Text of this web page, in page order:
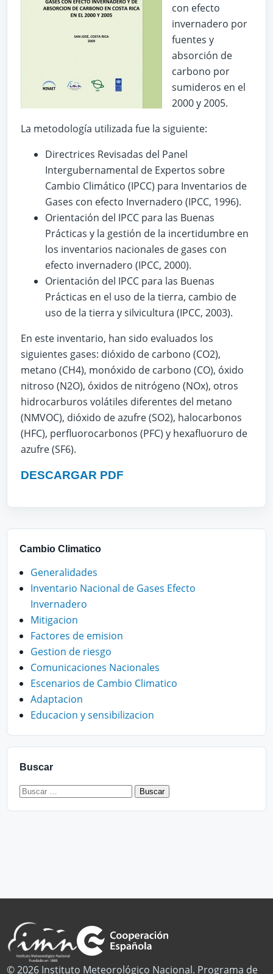
con efecto
invernadero por
fuentes y
absorción de
carbono por
sumideros en el
2000 y 2005.
La metodología utilizada fue la siguiente:
Directrices Revisadas del Panel
Intergubernamental de Expertos sobre
Cambio Climático (IPCC) para Inventarios de
Gases con efecto Invernadero (IPCC, 1996).
Orientación del IPCC para las Buenas
Prácticas y la gestión de la incertidumbre en
los inventarios nacionales de gases con
efecto invernadero (IPCC, 2000).
Orientación del IPCC para las Buenas
Prácticas en el uso de la tierra, cambio de
uso de la tierra y silvicultura (IPCC, 2003).
En este inventario, han sido evaluados los
siguientes gases: dióxido de carbono (CO2),
metano (CH4), monóxido de carbono (CO), óxido
nitroso (N2O), óxidos de nitrógeno (NOx), otros
hidrocarburos volátiles diferentes del metano
(NMVOC), dióxido de azufre (SO2), halocarbonos
(HFC), perfluorocarbonos (PFC) y hexafluoruro de
azufre (SF6).
DESCARGAR PDF
Cambio Climatico
Generalidades
Inventario Nacional de Gases Efecto
Invernadero
Mitigacion
Factores de emision
Gestion de riesgo
Comunicaciones Nacionales
Escenarios de Cambio Climatico
Adaptacion
Educacion y sensibilizacion
Buscar
Buscar:
© 2026 Instituto Meteorológico Nacional. Programa de